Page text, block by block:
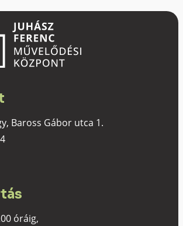
Baross Gábor utca 1.
óráig,